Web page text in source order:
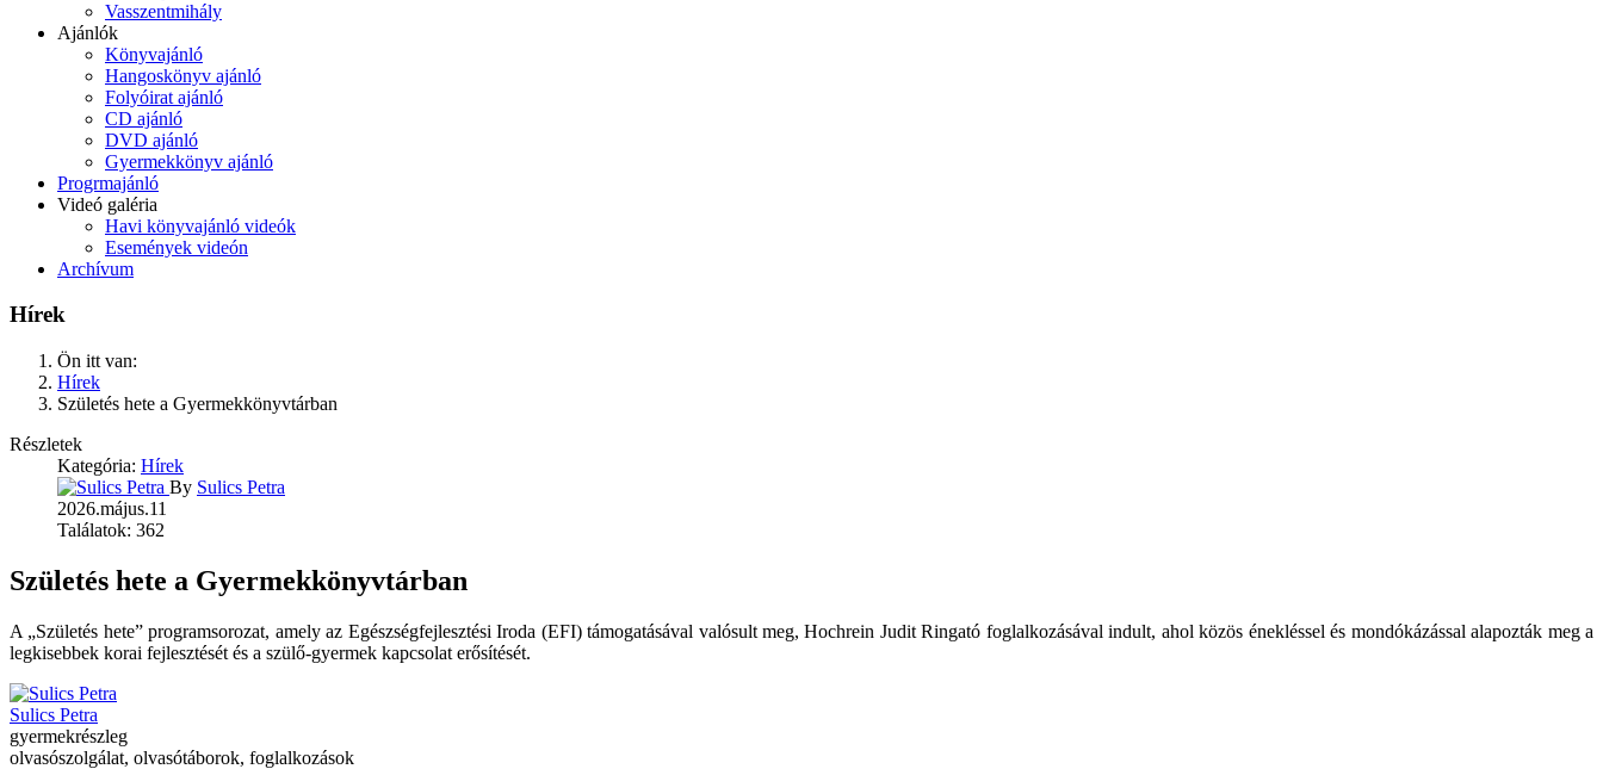
Vasszentmihály
Ajánlók
Könyvajánló
Hangoskönyv ajánló
Folyóirat ajánló
CD ajánló
DVD ajánló
Gyermekkönyv ajánló
Progrmajánló
Videó galéria
Havi könyvajánló videók
Események videón
Archívum
Hírek
Ön itt van:
Hírek
Születés hete a Gyermekkönyvtárban
Részletek
Kategória: Hírek
By Sulics Petra
2026.május.11
Találatok: 362
Születés hete a Gyermekkönyvtárban
A „Születés hete” programsorozat, amely az Egészségfejlesztési Iroda (EFI) támogatásával valósult meg, Hochrein Judit Ringató foglalkozásával indult, ahol közös énekléssel és mondókázással alapozták meg a
legkisebbek korai fejlesztését és a szülő-gyermek kapcsolat erősítését.
Sulics Petra
gyermekrészleg
olvasószolgálat, olvasótáborok, foglalkozások